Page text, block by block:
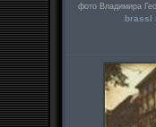
фото Владимира
brassl